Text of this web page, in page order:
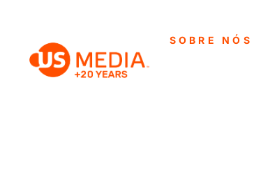
SOBRE NÓS